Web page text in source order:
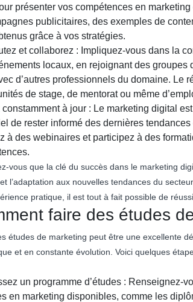
présenter vos compétences en
publicitaires, des exemples de
grâce à vos stratégies.
et collaborez : Impliquez-vous dans la
locaux, en rejoignant des
d’autres professionnels du domaine. Le
de stage, de mentorat ou même
constamment à jour : Le marketing digital
de rester informé des dernières
à des webinaires et participez à des
vous que la clé du succès dans le marketing
l’adaptation aux nouvelles tendances du
pratique, il est tout à fait possible de
faire des études
études de marketing peut être une excellente
et en constante évolution. Voici quelques
un programme d’études : Renseignez-
en marketing disponibles, comme les